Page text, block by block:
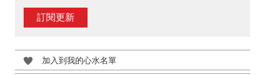
訂閱更新
加入到我的心水名單